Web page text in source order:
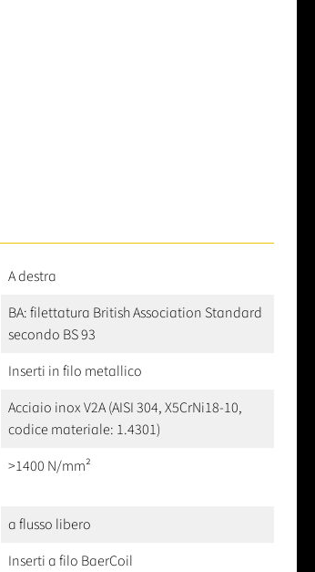
A destra
BA: filettatura British Association Standard
secondo BS 93
Inserti in filo metallico
Acciaio inox V2A (AISI 304, X5CrNi18-10,
codice materiale: 1.4301)
>1400 N/mm²
a flusso libero
Inserti a filo BaerCoil